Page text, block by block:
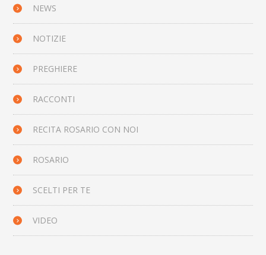
NEWS
NOTIZIE
PREGHIERE
RACCONTI
RECITA ROSARIO CON NOI
ROSARIO
SCELTI PER TE
VIDEO